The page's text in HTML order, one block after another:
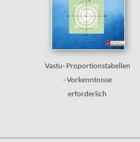
Vastu- Proportionstabellen
- Vorkenntnisse
erforderlich